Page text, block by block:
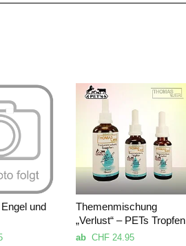
und
Themenmischung
„Verlust“ – PETs Tropfen
abCHF 24.95